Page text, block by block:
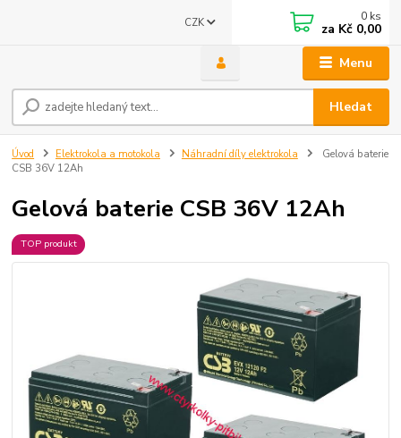
Menu
CZK
Hledat
0 ks
za Kč 0,00
Úvod Elektrokola a motokola Náhradní díly elektrokola
Gelová baterie
CSB 36V 12Ah
Gelová baterie CSB 36V 12Ah
TOP produkt